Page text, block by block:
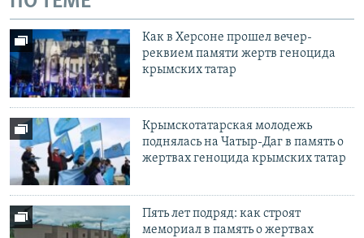
Как в Херсоне прошел вечер-
реквием памяти жертв геноцида
крымских татар
Крымскотатарская молодежь
поднялась на Чатыр-Даг в память о
жертвах геноцида крымских татар
Пять лет подряд: как строят
мемориал в память о жертвах